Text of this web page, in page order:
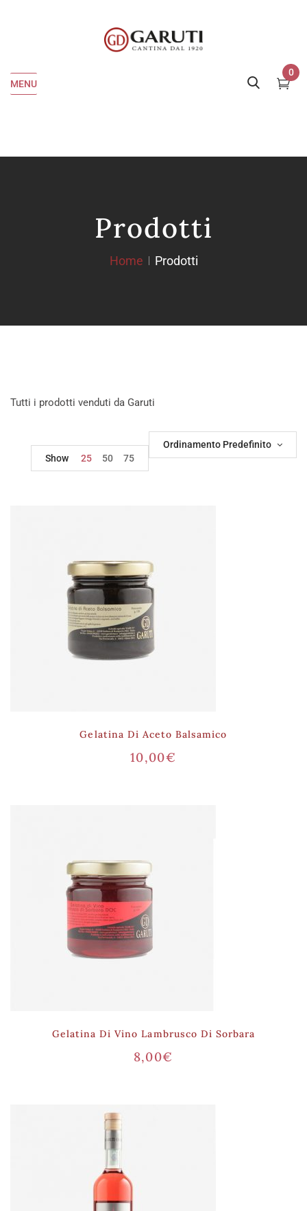
MENU
0
Prodotti
Home Prodotti
Tutti i prodotti venduti da Garuti
Ordinamento Predefinito
Show
25 50 75
Gelatina Di Aceto Balsamico
10,00€
Gelatina Di Vino Lambrusco Di Sorbara
8,00€